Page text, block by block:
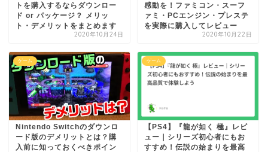
トを購入するならダウンロー
ド or パッケージ？ メリッ
ト・デメリットをまとめます
2020年10月24日
感動を！ファミコン・スーフ
ァミ・PCエンジン・プレステ
を実際に購入してレビュー
2020年10月22日
ゲーム
Nintendo Switchのダウンロ
ード版のデメリットとは？購
入前に知っておくべきポイン
ゲーム
【PS4】『龍が如く 極』レビ
ュー｜シリーズ初心者にもお
すすめ！伝説の始まりを最高